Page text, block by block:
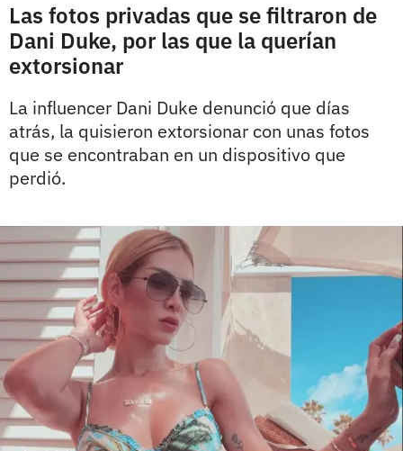
Las fotos privadas que se filtraron de
Dani Duke, por las que la querían
extorsionar
La influencer Dani Duke denunció que días
atrás, la quisieron extorsionar con unas fotos
que se encontraban en un dispositivo que
perdió.